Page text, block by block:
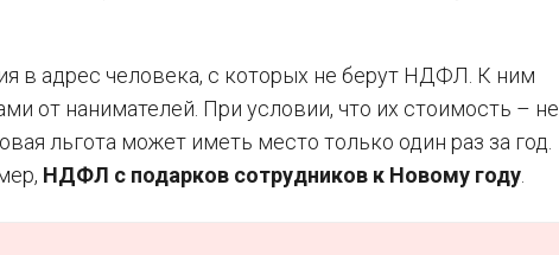
в адрес человека, с которых не берут НДФЛ. К ним
от нанимателей. При условии, что их стоимость – не
льгота может иметь место только один раз за год.
НДФЛ с подарков сотрудников к Новому году